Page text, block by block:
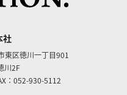
社
東区徳川一丁目901
川2F
：052-930-5112